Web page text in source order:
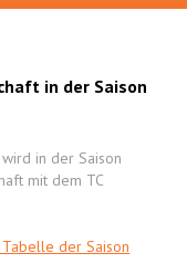
in der Saison
in der Saison
mit dem TC
der Saison